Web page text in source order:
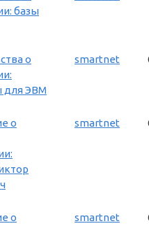
базы
о
для ЭВМ
smartnet
о
smartnet
о
smartnet